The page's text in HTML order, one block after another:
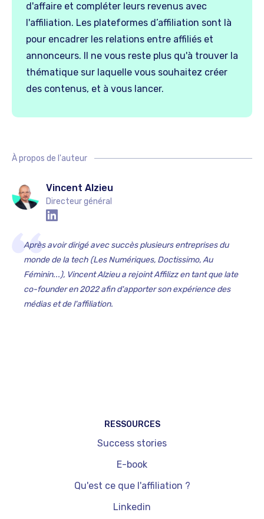
d'affaire et compléter leurs revenus avec
l'affiliation. Les plateformes d’affiliation sont là
pour encadrer les relations entre affiliés et
annonceurs. Il ne vous reste plus qu'à trouver la
thématique sur laquelle vous souhaitez créer
des contenus, et à vous lancer.
À propos de l'auteur
Vincent Alzieu
Directeur général
Après avoir dirigé avec succès plusieurs entreprises du
monde de la tech (Les Numériques, Doctissimo, Au
Féminin...), Vincent Alzieu a rejoint Affilizz en tant que late
co-founder en 2022 afin d'apporter son expérience des
médias et de l'affiliation.‍
RESSOURCES
Success stories
E-book
Qu'est ce que l'affiliation ?
Linkedin